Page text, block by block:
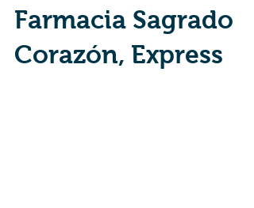
Farmacia Sagrado
Corazón, Express